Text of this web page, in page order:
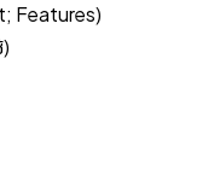
Features)